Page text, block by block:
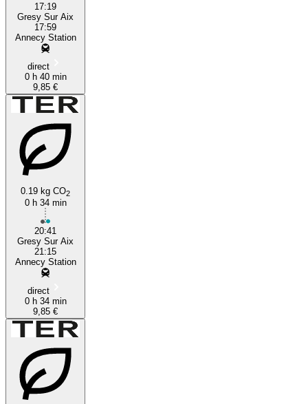
17:19
Gresy Sur Aix
17:59
Annecy Station
direct
0 h 40 min
9,85 €
0.19 kg CO2
0 h 34 min
20:41
Gresy Sur Aix
21:15
Annecy Station
direct
0 h 34 min
9,85 €